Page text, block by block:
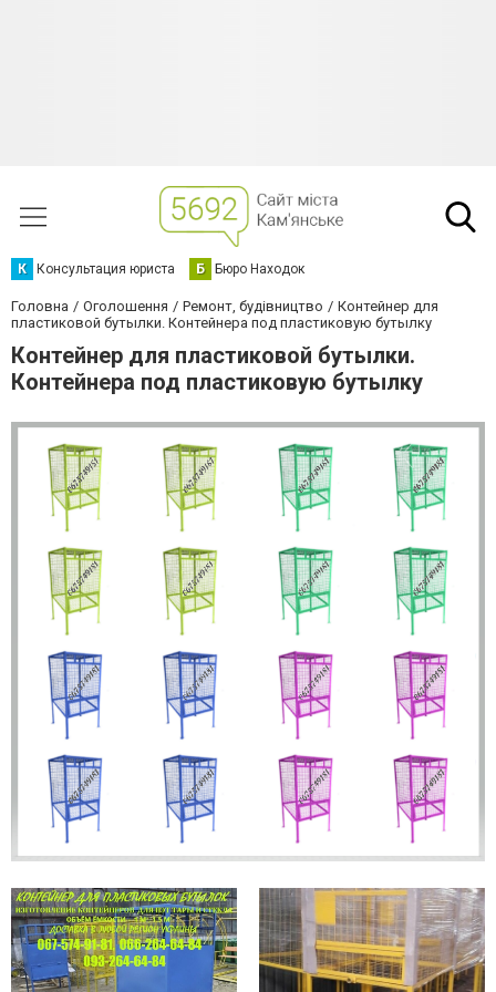
К Консультация юриста Б Бюро Находок
Головна Оголошення Ремонт, будівництво
Контейнер для
пластиковой бутылки. Контейнера под пластиковую бутылку
Контейнер для пластиковой бутылки.
Контейнера под пластиковую бутылку